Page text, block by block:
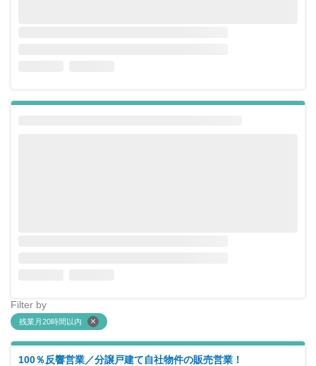
Filter by
残業月20時間以内
100％反響営業／分譲戸建て自社物件の販売営業！